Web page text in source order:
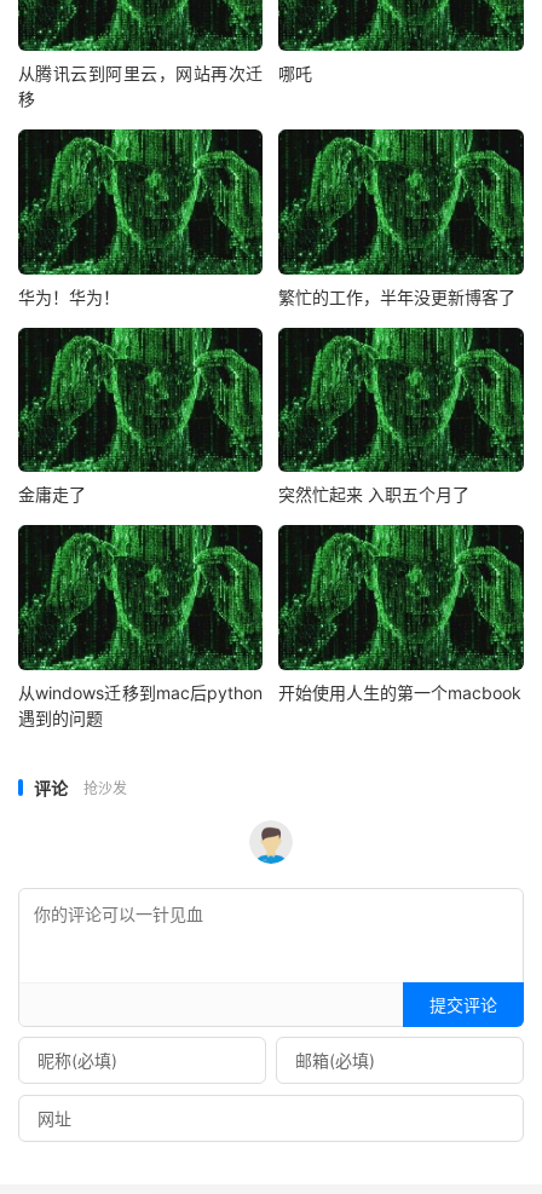
从腾讯云到阿里云，网站再次迁
移
哪吒
华为！华为！ 繁忙的工作，半年没更新博客了
金庸走了 突然忙起来 入职五个月了
从windows迁移到mac后python
遇到的问题
开始使用人生的第一个macbook
评论 抢沙发
提交评论